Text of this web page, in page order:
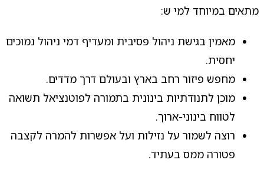
מתאים במיוחד למי ש:
מאמין בגישת ניהול פסיבית ומעדיף דמי ניהול נמוכים
יחסית.
מחפש פיזור רחב בארץ ובעולם דרך מדדים.
מוכן לתנודתיות בינונית בתמורה לפוטנציאל תשואה
לטווח בינוני-ארוך.
רוצה לשמור על נזילות ועל אפשרות להמרה לקצבה
פטורה ממס בעתיד.